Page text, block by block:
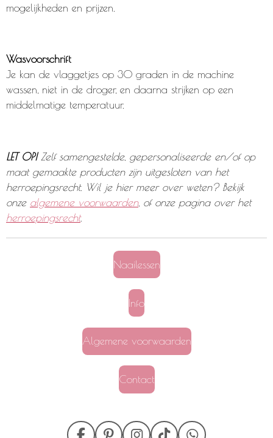
mogelijkheden en prijzen.
Wasvoorschrift
Je kan de vlaggetjes op 30 graden in de machine
wassen, niet in de droger, en daarna strijken op een
middelmatige temperatuur.
LET OP!Zelf samengestelde, gepersonaliseerde en/of op
maat gemaakte producten zijn uitgesloten van het
herroepingsrecht. Wil je hier meer over weten? Bekijk
onze algemene voorwaarden, of onze pagina over het
herroepingsrecht.
Naailessen
Info
Algemene voorwaarden
Contact